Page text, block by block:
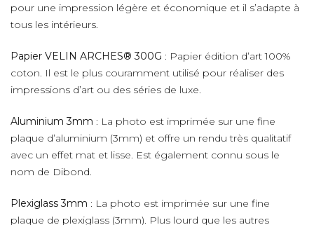
pour une impression légère et économique et il s’adapte à
tous les intérieurs.
Papier VELIN ARCHES® 300G : Papier édition d’art 100%
coton. Il est le plus couramment utilisé pour réaliser des
impressions d’art ou des séries de luxe.
Aluminium 3mm : La photo est imprimée sur une fine
plaque d’aluminium (3mm) et offre un rendu très qualitatif
avec un effet mat et lisse. Est également connu sous le
nom de Dibond.
Plexiglass 3mm : La photo est imprimée sur une fine
plaque de plexiglass (3mm). Plus lourd que les autres